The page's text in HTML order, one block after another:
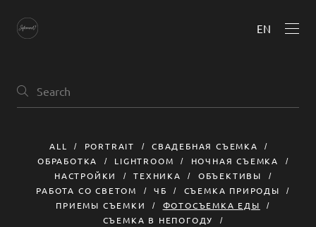
EN
ALL PORTRAIT
СВАДЕБНАЯ СЪЕМКА
ОБРАБОТКА
LIGHTROOM
НОЧНАЯ СЪЕМКА
НАСТРОЙКИ
ТЕХНИКА
ОБЪЕКТИВЫ
РАБОТА СО СВЕТОМ
ЧБ
СЪЕМКА ПРИРОДЫ
ПРИЕМЫ СЪЕМКИ
ФОТОСЪЕМКА ЕДЫ
СЪЕМКА В НЕПОГОДУ